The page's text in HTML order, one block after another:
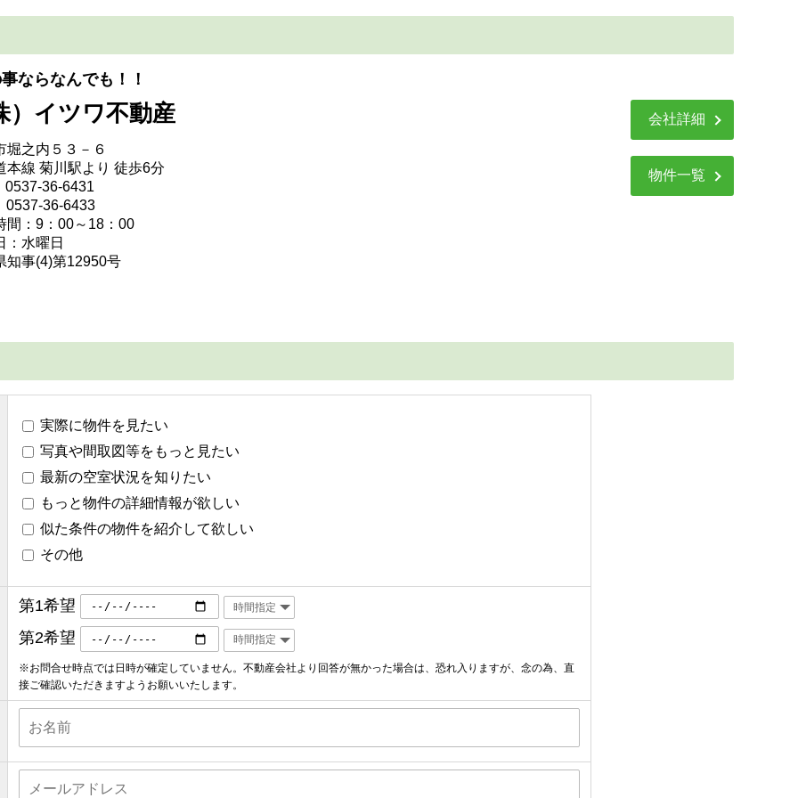
ならなんでも！！
）イツワ不動産
堀之内５３－６
本線 菊川駅より 徒歩6分
0537-36-6431
0537-36-6433
間：9：00～18：00
：水曜日
知事(4)第12950号
会社詳細
物件一覧
実際に物件を見たい
写真や間取図等をもっと見たい
最新の空室状況を知りたい
もっと物件の詳細情報が欲しい
似た条件の物件を紹介して欲しい
その他
第1希望
第2希望
※お問合せ時点では日時が確定していません。不動産会社より回答が無かった場合は、恐れ入りますが、念の為、直
接ご確認いただきますようお願いいたします。